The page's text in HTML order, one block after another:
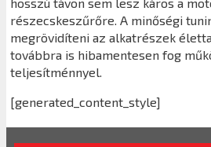
részecskeszűrőre. A minőségi
megrövidíteni az alkatrészek
továbbra is hibamentesen fog
teljesítménnyel.
[generated_content_style]